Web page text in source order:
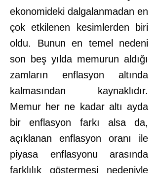
ekonomideki dalgalanmadan en
çok etkilenen kesimlerden biri
oldu. Bunun en temel nedeni
son beş yılda memurun aldığı
zamların enflasyon altında
kalmasından kaynaklıdır.
Memur her ne kadar altı ayda
bir enflasyon farkı alsa da,
açıklanan enflasyon oranı ile
piyasa enflasyonu arasında
farklılık göstermesi nedeniyle